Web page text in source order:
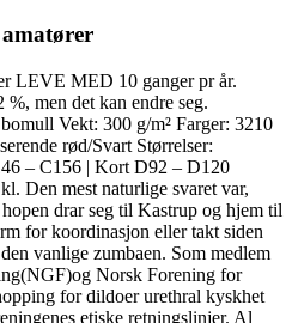
LEVE MED 10 ganger pr år.
men det kan endre seg.
Vekt: 300 g/m² Farger: 3210
rød/Svart Størrelser:
– C156 | Kort D92 – D120
Den mest naturlige svaret var,
drar seg til Kastrup og hjem til
for koordinasjon eller takt siden
vanlige zumbaen. Som medlem
Norsk Forening for
for dildoer urethral kyskhet
etiske retningslinjer. Al